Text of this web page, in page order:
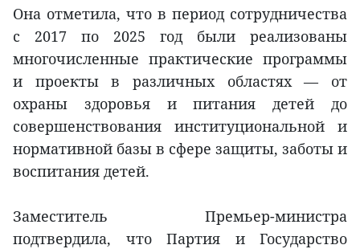
Она отметила, что в период сотрудничества
с 2017 по 2025 год были реализованы
многочисленные практические программы
и проекты в различных областях — от
охраны здоровья и питания детей до
совершенствования институциональной и
нормативной базы в сфере защиты, заботы и
воспитания детей.
Заместитель Премьер-министра
подтвердила, что Партия и Государство